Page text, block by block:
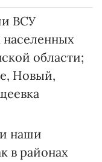
ВСУ
населенных
области;
Новый,
наши
в районах